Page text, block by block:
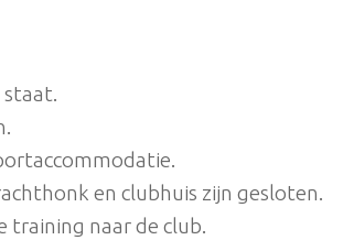
staat.
en clubhuis zijn gesloten.
training naar de club.